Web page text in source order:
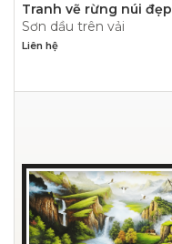
Tranh vẽ rừng núi đẹp
nhất- PN1129
Sơn dầu trên vải
Liên hệ